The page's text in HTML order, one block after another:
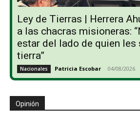
Ley de Tierras | Herrera
a las chacras misioneras:
estar del lado de quien les
tierra”
Nacionales Patricia Escobar - 04/08/2026
Opinión